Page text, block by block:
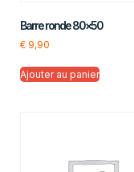
Barre ronde 80×50
€ 9,90
Ajouter au panier